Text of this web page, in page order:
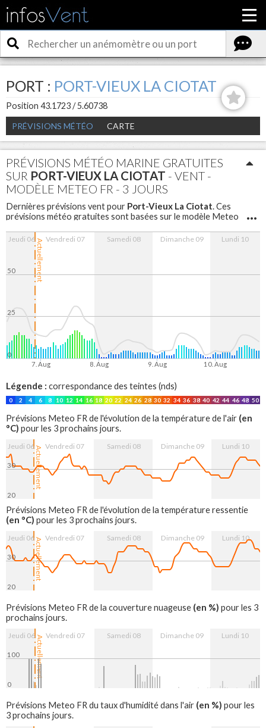
PORT : PORT-VIEUX LA CIOTAT
Position 43.1723 / 5.60738
PRÉVISIONS MÉTÉO
CARTE
PRÉVISIONS MÉTÉO MARINE GRATUITES
SUR PORT-VIEUX LA CIOTAT - VENT -
MODÈLE METEO FR - 3 JOURS
Dernières prévisions vent pour Port-Vieux La Ciotat. Ces
prévisions météo gratuites sont basées sur le modèle Meteo
prochains jours avec un pas d'une heure.
Actuellement
Jeudi 06 Vendredi 07 Samedi 08 Dimanche 09 Lundi 10
7. Aug 8. Aug 9. Aug 10. Aug
0
25
50
Légende : correspondance des teintes (nds)
0 2 4 6 8 10 12 14 16 18 20 22 24 26 28 30 32 34 36 38 40 42 44 46 48 50
Prévisions Meteo FR de l'évolution de la température de l'air (en
°C) pour les 3 prochains jours.
Actuellement
Jeudi 06 Vendredi 07 Samedi 08 Dimanche 09 Lundi 10
20
30
Prévisions Meteo FR de l'évolution de la température ressentie
(en °C) pour les 3 prochains jours.
Actuellement
Jeudi 06 Vendredi 07 Samedi 08 Dimanche 09 Lundi 10
20
30
Prévisions Meteo FR de la couverture nuageuse (en %) pour les 3
prochains jours.
Actuellement
Jeudi 06 Vendredi 07 Samedi 08 Dimanche 09 Lundi 10
0
100
Prévisions Meteo FR du taux d'humidité dans l'air (en %) pour les
3 prochains jours.